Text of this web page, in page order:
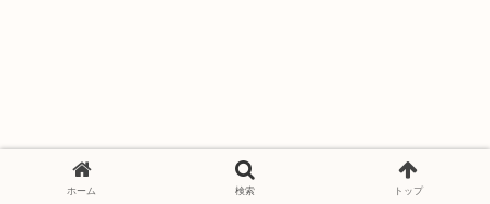
ホーム 検索 トップ